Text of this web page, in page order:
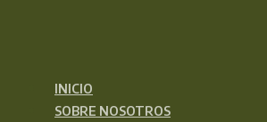
INICIO
SOBRE NOSOTROS